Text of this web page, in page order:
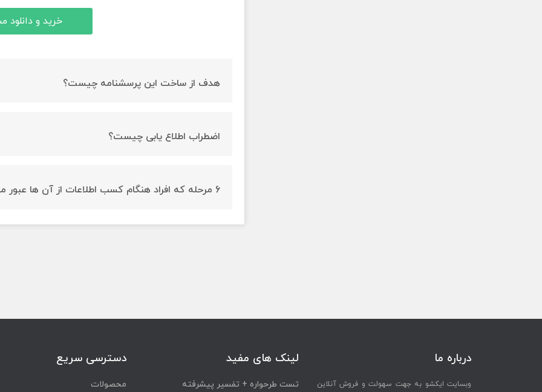
خرید و دانلود
هدف از ساخت این پرسشنامه چیست؟
اضطراب اطلاع یابی چیست؟
کرده اند.6 مرحله که افراد هنگام کسب اطلاعات از آن ها عبور می کنند، چیست؟
درباره ما
وبسایت ایکشو به جهت سهولت و فروش آنلاین
لینک های مفید
تست طرحواره + تفسیر پیشرفته
دسترسی سریع
محصولات